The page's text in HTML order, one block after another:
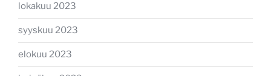
lokakuu 2023
syyskuu 2023
elokuu 2023